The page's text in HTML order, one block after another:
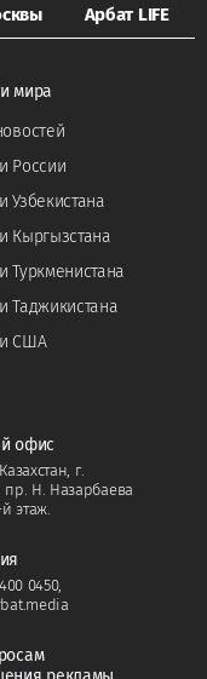
Арбат LIFE
мира
России
Узбекистана
Кыргызстана
Туркменистана
Таджикистана
США
офис
г.
пр. Н. Назарбаева
этаж.
0450,